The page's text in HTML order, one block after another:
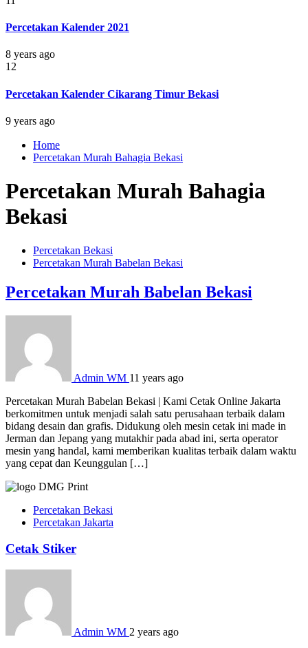
Percetakan Kalender 2021
8 years ago
12
Percetakan Kalender Cikarang Timur Bekasi
9 years ago
Home
Percetakan Murah Bahagia Bekasi
Percetakan Murah Bahagia
Bekasi
Percetakan Bekasi
Percetakan Murah Babelan Bekasi
Percetakan Murah Babelan Bekasi
Admin WM 11 years ago
Percetakan Murah Babelan Bekasi | Kami Cetak Online Jakarta
berkomitmen untuk menjadi salah satu perusahaan terbaik dalam
bidang desain dan grafis. Didukung oleh mesin cetak ini made in
Jerman dan Jepang yang mutakhir pada abad ini, serta operator
mesin yang handal, kami memberikan kualitas terbaik dalam waktu
yang cepat dan Keunggulan […]
Percetakan Bekasi
Percetakan Jakarta
Cetak Stiker
Admin WM 2 years ago